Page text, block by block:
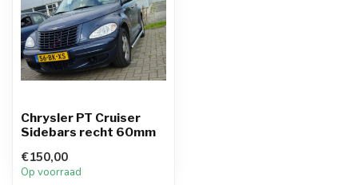
Chrysler PT Cruiser
Sidebars recht 60mm
€150,00
Op voorraad